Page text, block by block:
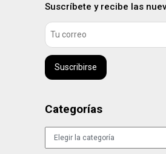
Suscríbete y recibe las
Suscribirse
Categorías
Categorías